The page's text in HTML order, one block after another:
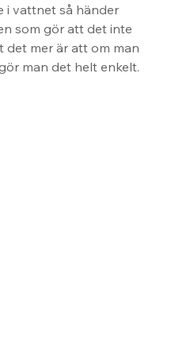
i vattnet så händer
som gör att det inte
mer är att om man
man det helt enkelt.